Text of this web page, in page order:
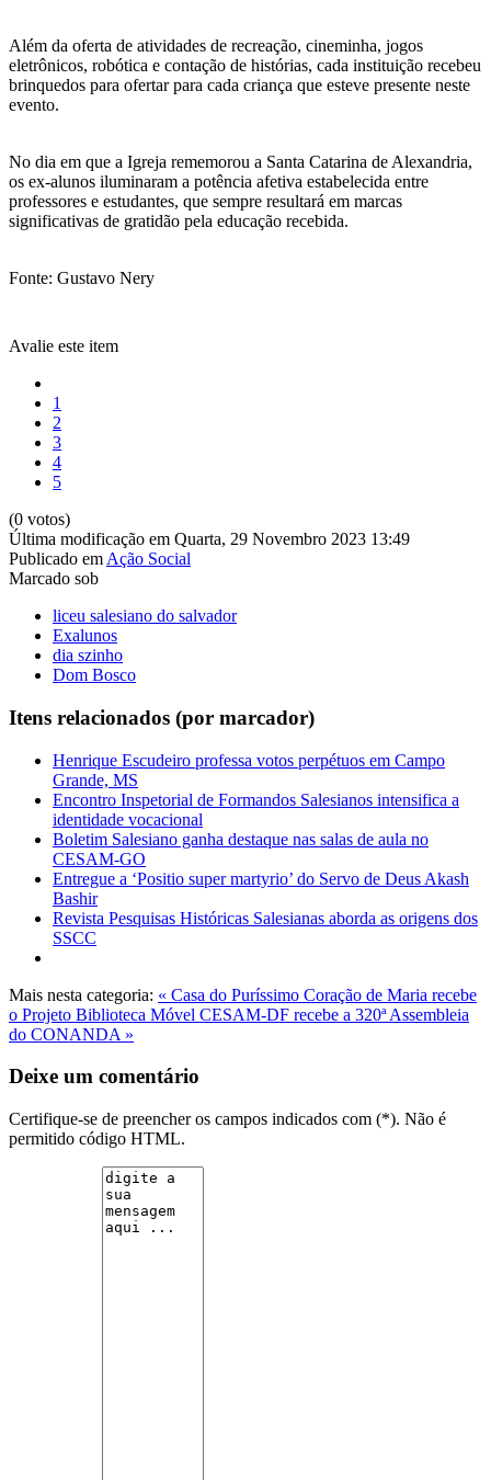
Além da oferta de atividades de recreação, cineminha, jogos
eletrônicos, robótica e contação de histórias, cada instituição recebeu
brinquedos para ofertar para cada criança que esteve presente neste
evento.
No dia em que a Igreja rememorou a Santa Catarina de Alexandria,
os ex-alunos iluminaram a potência afetiva estabelecida entre
professores e estudantes, que sempre resultará em marcas
significativas de gratidão pela educação recebida.
Fonte: Gustavo Nery
Avalie este item
1
2
3
4
5
(0 votos)
Última modificação em Quarta, 29 Novembro 2023 13:49
Publicado em Ação Social
Marcado sob
liceu salesiano do salvador
Exalunos
dia szinho
Dom Bosco
Itens relacionados (por marcador)
Henrique Escudeiro professa votos perpétuos em Campo
Grande, MS
Encontro Inspetorial de Formandos Salesianos intensifica a
identidade vocacional
Boletim Salesiano ganha destaque nas salas de aula no
CESAM-GO
Entregue a ‘Positio super martyrio’ do Servo de Deus Akash
Bashir
Revista Pesquisas Históricas Salesianas aborda as origens dos
SSCC
Mais nesta categoria: « Casa do Puríssimo Coração de Maria recebe
o Projeto Biblioteca Móvel CESAM-DF recebe a 320ª Assembleia
do CONANDA »
Deixe um comentário
Certifique-se de preencher os campos indicados com (*). Não é
permitido código HTML.